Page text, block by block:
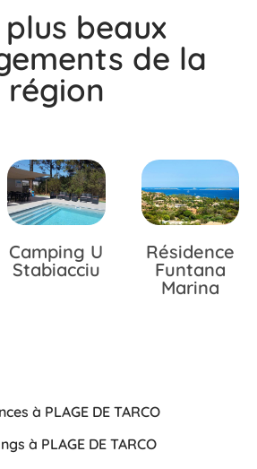
plus beaux
de la
région
Camping U
Stabiacciu
Résidence
Funtana
Marina
à PLAGE DE TARCO
à PLAGE DE TARCO